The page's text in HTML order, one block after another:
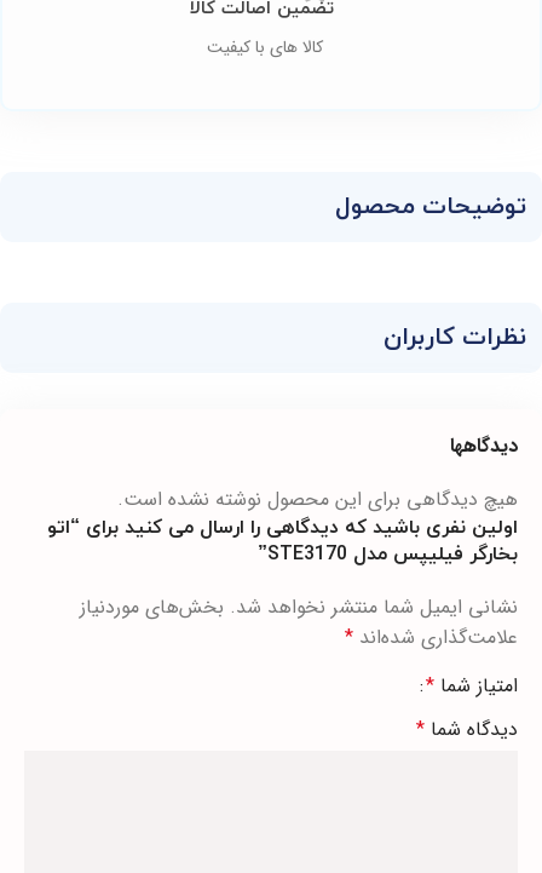
تضمین اصالت کالا
کالا های با کیفیت
توضیحات محصول
نظرات کاربران
دیدگاهها
هیچ دیدگاهی برای این محصول نوشته نشده است.
اولین نفری باشید که دیدگاهی را ارسال می کنید برای “اتو
بخارگر فیلیپس مدل STE3170”
نشانی ایمیل شما منتشر نخواهد شد. بخش‌های موردنیاز
علامت‌گذاری شده‌اند *
امتیاز شما *
دیدگاه شما *